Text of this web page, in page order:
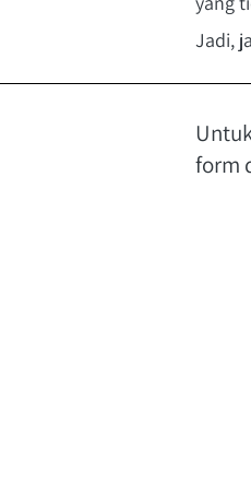
Jadi,
form